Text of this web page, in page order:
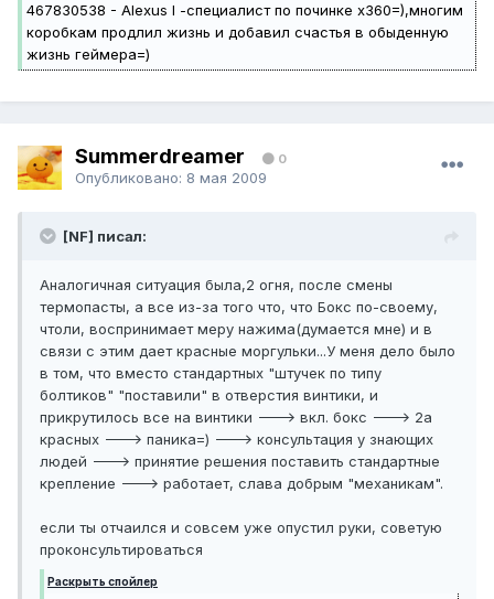
467830538 - Alexus I -специалист по починке х360=),многим
коробкам продлил жизнь и добавил счастья в обыденную
жизнь геймера=)
Summerdreamer 0
Опубликовано: 8 мая 2009
[NF] писал:
Аналогичная ситуация была,2 огня, после смены
термопасты, а все из-за того что, что Бокс по-своему,
чтоли, воспринимает меру нажима(думается мне) и в
связи с этим дает красные моргульки...У меня дело было
в том, что вместо стандартных "штучек по типу
болтиков" "поставили" в отверстия винтики, и
прикрутилось все на винтики ---> вкл. бокс ---> 2а
красных ---> паника=) ---> консультация у знающих
людей ---> принятие решения поставить стандартные
крепление ---> работает, слава добрым "механикам".
если ты отчаился и совсем уже опустил руки, советую
проконсультироваться
Раскрыть спойлер